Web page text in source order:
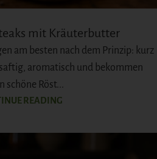
mit Kräuterbutter
am besten nach dem Prinzip: kurz
aromatisch und bekommen
schöne Röst...
READING